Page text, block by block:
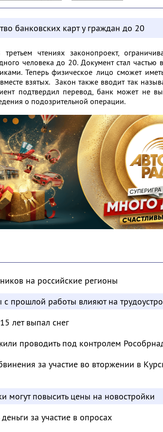
банковских карт у граждан до 20
чтениях законопроект,
человека до 20. Документ стал частью
Теперь физическое лицо сможет
взятых. Закон также вводит так
подтвердил перевод, банк может не
о подозрительной операции.
на российские регионы
с прошлой работы влияют на
лет выпал снег
проводить под контролем
за участие во вторжении в
могут повысить цены на новостройки
за участие в опросах